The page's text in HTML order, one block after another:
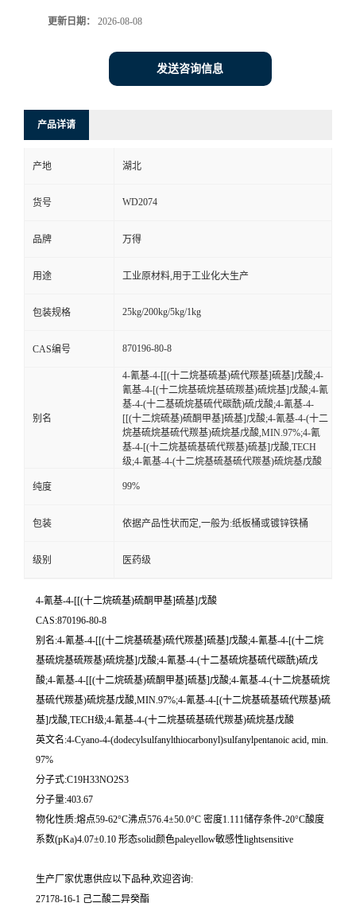
更新日期： 2026-08-08
发送咨询信息
产品详请
产地 湖北
货号 WD2074
品牌 万得
用途 工业原材料,用于工业化大生产
包装规格 25kg/200kg/5kg/1kg
CAS编号 870196-80-8
别名
4-氰基-4-[[(十二烷基硫基)硫代羰基]硫基]戊酸;4-
氰基-4-[(十二烷基硫烷基硫羰基)硫烷基]戊酸;4-氰
基-4-(十二基硫烷基硫代碳酰)硫戊酸;4-氰基-4-
[[(十二烷硫基)硫酮甲基]硫基]戊酸;4-氰基-4-(十二
烷基硫烷基硫代羰基)硫烷基戊酸,MIN.97%;4-氰
基-4-[(十二烷基硫基硫代羰基)硫基]戊酸,TECH
级;4-氰基-4-(十二烷基硫基硫代羰基)硫烷基戊酸
纯度 99%
包装 依据产品性状而定,一般为:纸板桶或镀锌铁桶
级别 医药级
4-氰基-4-[[(十二烷硫基)硫酮甲基]硫基]戊酸
CAS:870196-80-8
别名:4-氰基-4-[[(十二烷基硫基)硫代羰基]硫基]戊酸;4-氰基-4-[(十二烷
基硫烷基硫羰基)硫烷基]戊酸;4-氰基-4-(十二基硫烷基硫代碳酰)硫戊
酸;4-氰基-4-[[(十二烷硫基)硫酮甲基]硫基]戊酸;4-氰基-4-(十二烷基硫烷
基硫代羰基)硫烷基戊酸,MIN.97%;4-氰基-4-[(十二烷基硫基硫代羰基)硫
基]戊酸,TECH级;4-氰基-4-(十二烷基硫基硫代羰基)硫烷基戊酸
英文名:4-Cyano-4-(dodecylsulfanylthiocarbonyl)sulfanylpentanoic acid, min.
97%
分子式:C19H33NO2S3
分子量:403.67
物化性质:熔点59-62°C沸点576.4±50.0°C 密度1.111储存条件-20°C酸度
系数(pKa)4.07±0.10 形态solid颜色paleyellow敏感性lightsensitive
生产厂家优惠供应以下品种,欢迎咨询:
27178-16-1 己二酸二异癸酯